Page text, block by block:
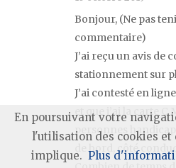
Bonjour, (Ne pas
commentaire)
J’ai reçu un avis de
stationnement sur
J’ai contesté en
et que j’ai la carte
personnes
de bord, côté
En poursuivant votre
l'utilisation des cookies et
implique. Plus